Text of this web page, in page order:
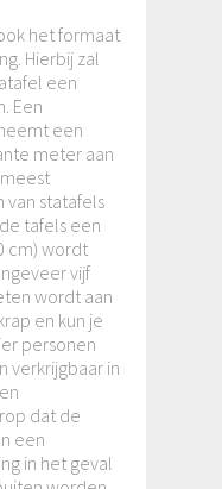
het formaat
Hierbij zal
een
Een
een
meter aan
van statafels
tafels een
cm) wordt
vijf
wordt aan
en kun je
personen
verkrijgbaar in
dat de
een
in het geval